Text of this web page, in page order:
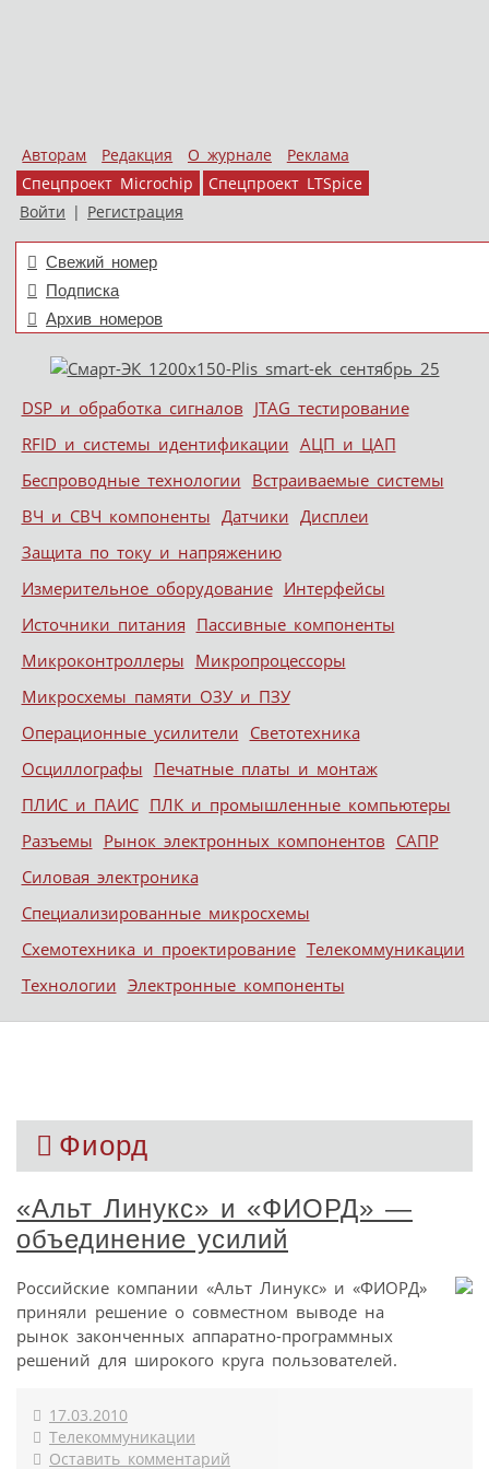
Авторам Редакция О журнале
Реклама
Спецпроект Microchip
Спецпроект LTSpice
Войти | Регистрация
Свежий номер
Подписка
Архив номеров
Меню
Skip to content
DSP и обработка сигналов JTAG тестирование
RFID и системы идентификации АЦП и ЦАП
Беспроводные технологии Встраиваемые системы
ВЧ и СВЧ компоненты Датчики Дисплеи
Защита по току и напряжению
Измерительное оборудование Интерфейсы
Источники питания Пассивные компоненты
Микроконтроллеры Микропроцессоры
Микросхемы памяти ОЗУ и ПЗУ
Операционные усилители Светотехника
Осциллографы Печатные платы и монтаж
ПЛИС и ПАИС ПЛК и промышленные компьютеры
Разъемы Рынок электронных компонентов САПР
Силовая электроника
Специализированные микросхемы
Схемотехника и проектирование Телекоммуникации
Технологии Электронные компоненты
Фиорд
«Альт Линукс» и «ФИОРД» —
объединение усилий
Российские компании «Альт Линукс» и «ФИОРД»
приняли решение о совместном выводе на
рынок законченных аппаратно-программных
решений для широкого круга пользователей.
17.03.2010
Телекоммуникации
Оставить комментарий